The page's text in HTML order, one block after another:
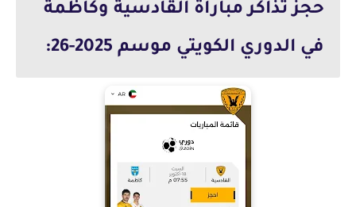
حجز تذاكر مباراة القادسية وكاظمة
في الدوري الكويتي موسم 2025-26: